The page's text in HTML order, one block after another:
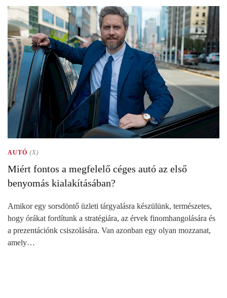
AUTÓ (X)
Miért fontos a megfelelő céges autó az első
benyomás kialakításában?
Amikor egy sorsdöntő üzleti tárgyalásra készülünk, természetes,
hogy órákat fordítunk a stratégiára, az érvek finomhangolására és
a prezentációnk csiszolására. Van azonban egy olyan mozzanat,
amely…